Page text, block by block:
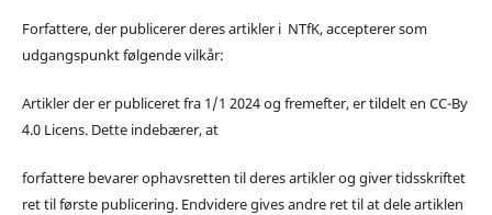
Forfattere, der publicerer deres artikler i NTfK, accepterer som
udgangspunkt følgende vilkår:
Artikler der er publiceret fra 1/1 2024 og fremefter, er tildelt en CC-By
4.0 Licens. Dette indebærer, at
forfattere bevarer ophavsretten til deres artikler og giver tidsskriftet
ret til første publicering. Endvidere gives andre ret til at dele artiklen